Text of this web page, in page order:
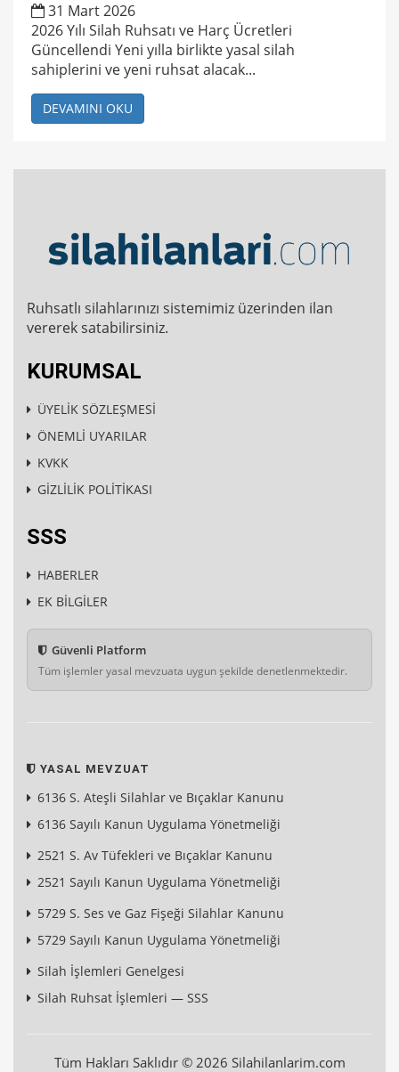
31 Mart 2026
2026 Yılı Silah Ruhsatı ve Harç Ücretleri
Güncellendi Yeni yılla birlikte yasal silah
sahiplerini ve yeni ruhsat alacak...
DEVAMINI OKU
Ruhsatlı silahlarınızı sistemimiz üzerinden ilan
vererek satabilirsiniz.
KURUMSAL
ÜYELİK SÖZLEŞMESİ
ÖNEMLİ UYARILAR
KVKK
GİZLİLİK POLİTİKASI
SSS
HABERLER
EK BİLGİLER
Güvenli Platform
Tüm işlemler yasal mevzuata uygun şekilde denetlenmektedir.
YASAL MEVZUAT
6136 S. Ateşli Silahlar ve Bıçaklar Kanunu
6136 Sayılı Kanun Uygulama Yönetmeliği
2521 S. Av Tüfekleri ve Bıçaklar Kanunu
2521 Sayılı Kanun Uygulama Yönetmeliği
5729 S. Ses ve Gaz Fişeği Silahlar Kanunu
5729 Sayılı Kanun Uygulama Yönetmeliği
Silah İşlemleri Genelgesi
Silah Ruhsat İşlemleri — SSS
Tüm Hakları Saklıdır © 2026 Silahilanlarim.com